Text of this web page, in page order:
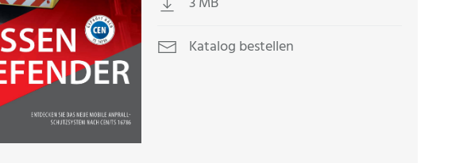
Katalog bestellen